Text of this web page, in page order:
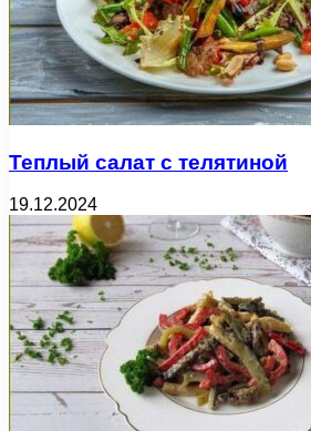
Теплый салат с телятиной
19.12.2024